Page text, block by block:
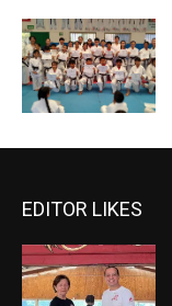
EDITOR LIKES